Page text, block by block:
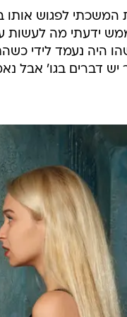
לפגוש אותו
ידעתי מה לעשות
היה נעמד לידי
דברים בגו' אבל